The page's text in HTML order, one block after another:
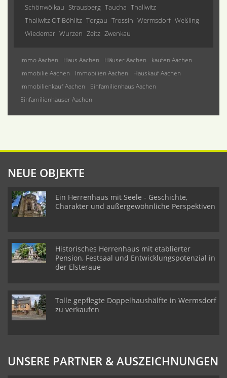
Schönwölkau Strausberg Taucha Thallwitz
Thallwitz OT Böhlitz Torgau Trossin Wermsdorf Weßling
Wiedemar Wurzen Zeitz Zwenkau
Immo Aachen Haus Aachen Häuser Aachen
kaufen Aachen
Immobilie Aachen
Immobilien Aachen
Hauskauf Aachen
Immobilienkauf Aachen
Einfamilienhaus Aachen
Einfamilienhäuser Aachen
NEUE OBJEKTE
Ein Herrenhaus mit Seele - Geschichte,
Charakter und außergewöhnliche Perspektiven
Historisches Herrenhaus mit etablierter
Pension, Festsaal und Entwicklungspotenzial in
der Elsteraue
Tolle gepflegte Doppelhaushälfte in Wermsdorf
zu verkaufen
UNSERE PARTNER & AUSZEICHNUNGEN